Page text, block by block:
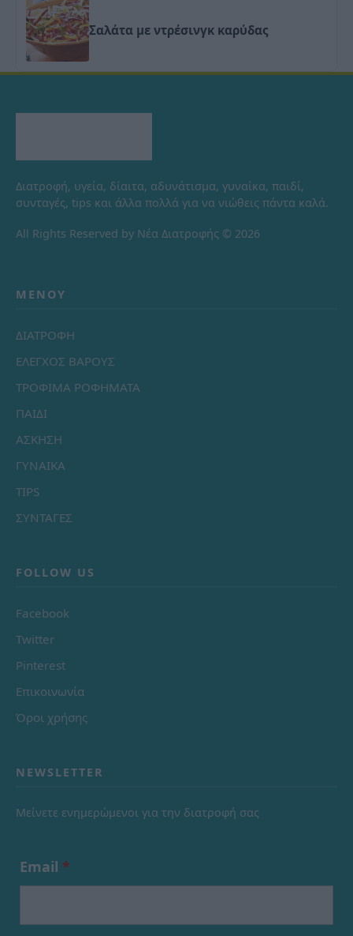
Σαλάτα με ντρέσινγκ καρύδας
Διατροφή, υγεία, δίαιτα, αδυνάτισμα, γυναίκα, παιδί,
συνταγές, tips και άλλα πολλά για να νιώθεις πάντα καλά.
All Rights Reserved by Νέα Διατροφής © 2026
ΜΕΝΟΎ
ΔΙΑΤΡΟΦΗ
ΕΛΕΓΧΟΣ ΒΑΡΟΥΣ
ΤΡΟΦΙΜΑ ΡΟΦΗΜΑΤΑ
ΠΑΙΔΙ
ΑΣΚΗΣΗ
ΓΥΝΑΙΚΑ
TIPS
ΣΥΝΤΑΓΕΣ
FOLLOW US
Facebook
Twitter
Pinterest
Επικοινωνία
Όροι χρήσης
NEWSLETTER
Μείνετε ενημερώμενοι για την διατροφή σας
Email *